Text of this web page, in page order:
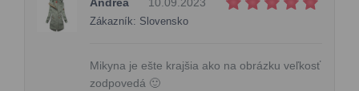
Zákazník: Slovensko
Mikyna je ešte krajšia ako na obrázku veľkosť
zodpovedá 🙂